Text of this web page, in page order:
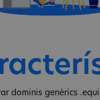
dominis genèrics